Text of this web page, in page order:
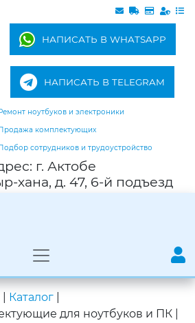
НАПИСАТЬ В WHATSAPP
НАПИСАТЬ В TELEGRAM
ноутбуков и электроники
комплектующих
сотрудников и трудоустройство
г. Актобе
хана, д. 47, 6-й подъезд
Каталог
для ноутбуков и ПК